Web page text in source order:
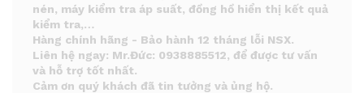
nén, máy kiểm tra áp suất, đồng hồ hiển thị kết quả
kiểm tra,…
Hàng chính hãng - Bảo hành 12 tháng lỗi NSX.
Liên hệ ngay: Mr.Đức: 0938885512, để được tư vấn
và hỗ trợ tốt nhất.
Cảm ơn quý khách đã tin tưởng và ủng hộ.